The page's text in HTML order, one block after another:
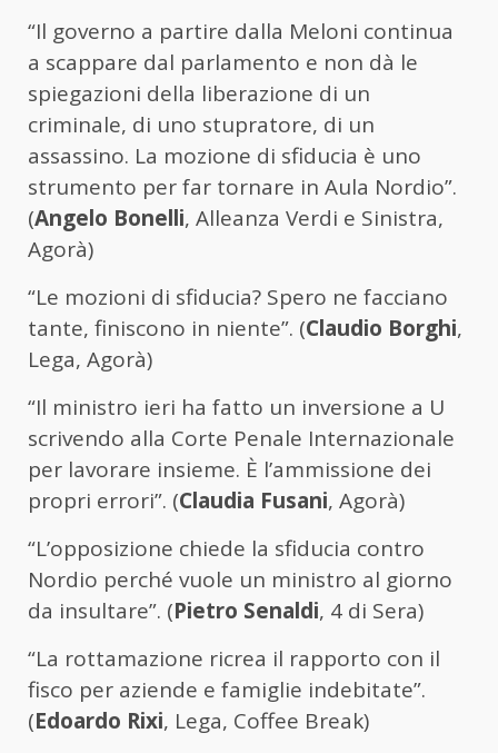
“Il governo a partire dalla Meloni continua
a scappare dal parlamento e non dà le
spiegazioni della liberazione di un
criminale, di uno stupratore, di un
assassino. La mozione di sfiducia è uno
strumento per far tornare in Aula Nordio”.
(Angelo Bonelli, Alleanza Verdi e Sinistra,
Agorà)
“Le mozioni di sfiducia? Spero ne facciano
tante, finiscono in niente”. (Claudio Borghi,
Lega, Agorà)
“Il ministro ieri ha fatto un inversione a U
scrivendo alla Corte Penale Internazionale
per lavorare insieme. È l’ammissione dei
propri errori”. (Claudia Fusani, Agorà)
“L’opposizione chiede la sfiducia contro
Nordio perché vuole un ministro al giorno
da insultare”. (Pietro Senaldi, 4 di Sera)
“La rottamazione ricrea il rapporto con il
fisco per aziende e famiglie indebitate”.
(Edoardo Rixi, Lega, Coffee Break)